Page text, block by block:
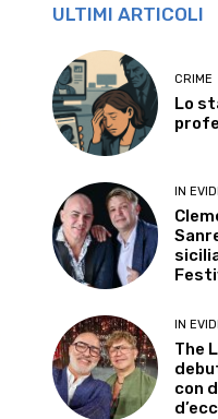
ULTIMI ARTICOLI
CRIME
Lo
IN
IN
The
con